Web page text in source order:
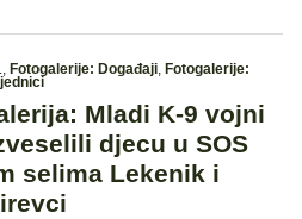
, Fotogalerije: Događaji, Fotogalerije:
Mladi K-9 vojni
djecu u SOS
selima Lekenik i